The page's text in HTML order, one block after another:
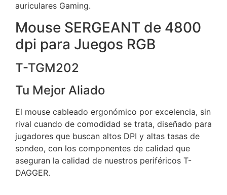
auriculares Gaming.
Mouse SERGEANT de 4800
dpi para Juegos RGB
T-TGM202
Tu Mejor Aliado
El mouse cableado ergonómico por excelencia, sin
rival cuando de comodidad se trata, diseñado para
jugadores que buscan altos DPI y altas tasas de
sondeo, con los componentes de calidad que
aseguran la calidad de nuestros periféricos T-
DAGGER.